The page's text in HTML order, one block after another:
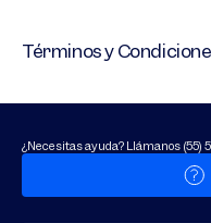
Términos y
¿Necesitas ayuda? Llámanos (55)